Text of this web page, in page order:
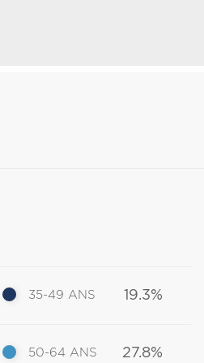
35-49 ANS 19.3%
50-64 ANS 27.8%